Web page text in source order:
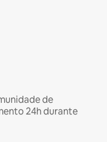
de
24h durante